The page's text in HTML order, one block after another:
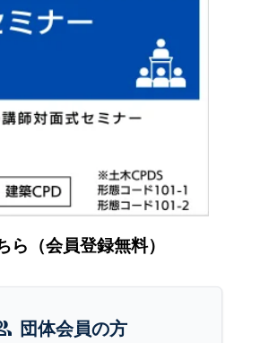
ら（会員登録無料）
団体会員の方